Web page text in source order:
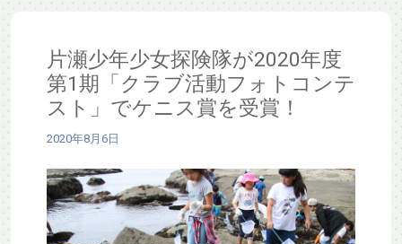
片瀬少年少女探険隊が2020年度
第1期「クラブ活動フォトコンテ
スト」でケニス賞を受賞！
2020年8月6日